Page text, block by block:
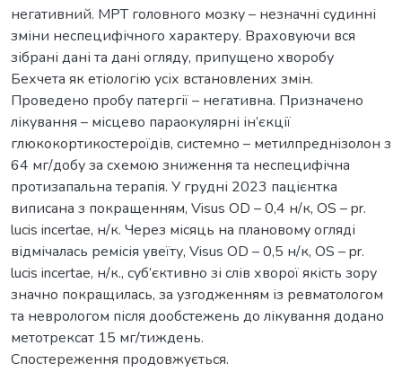
негативний. МРТ головного мозку – незначні судинні
зміни неспецифічного характеру. Враховуючи вся
зібрані дані та дані огляду, припущено хворобу
Бехчета як етіологію усіх встановлених змін.
Проведено пробу патергії – негативна. Призначено
лікування – місцево параокулярні ін’єкції
глюкокортикостероїдів, системно – метилпреднізолон з
64 мг/добу за схемою зниження та неспецифічна
протизапальна терапія. У грудні 2023 пацієнтка
виписана з покращенням, Visus OD – 0,4 н/к, OS – pr.
lucis incertae, н/к. Через місяць на плановому огляді
відмічалась ремісія увеїту, Visus OD – 0,5 н/к, OS – pr.
lucis incertae, н/к., суб’єктивно зі слів хворої якість зору
значно покращилась, за узгодженням із ревматологом
та неврологом після дообстежень до лікування додано
метотрексат 15 мг/тиждень.
Спостереження продовжується.